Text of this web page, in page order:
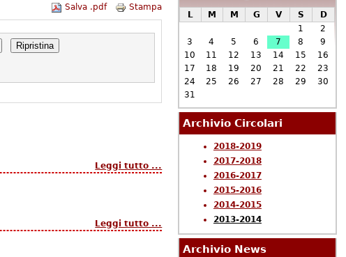
Stampa
Salva .pdf
Leggi tutto ...
Leggi tutto ...
L M M G V S
D
1
2
3
4 5 6 7 8
9
10
11 12 13 14 15
16
17
18 19 20 21 22
23
24
25 26 27 28 29
30
31
Archivio Circolari
2018-2019
2017-2018
2016-2017
2015-2016
2014-2015
2013-2014
Archivio News